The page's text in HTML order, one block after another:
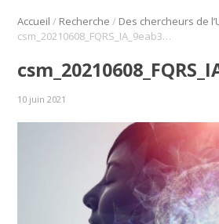
Accueil / Recherche /
csm_20210608_FQRS_IA_9eab395ceb
10 juin 2021